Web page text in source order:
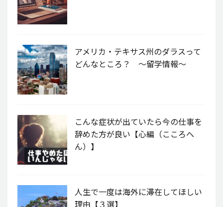
アメリカ・テキサス州のダラスって
どんなところ？ 〜留学情報〜
こんな症状が出ていたら今の仕事を
辞めた方が良い【心編（こころへ
ん）】
人生で一度は海外に滞在してほしい
理由【３選】